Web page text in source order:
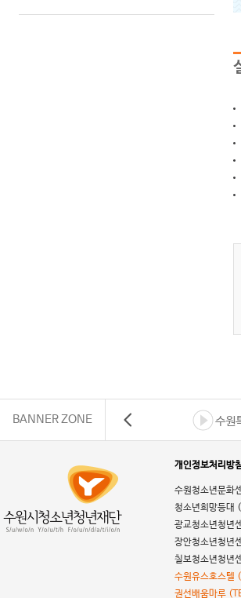
BANNER ZONE 수원
개인정보처리방
수원청소년문화
청소년희망등대
광교청소년청년
장안청소년청년
칠보청소년청년
수원유스호스텔
권선배움마루